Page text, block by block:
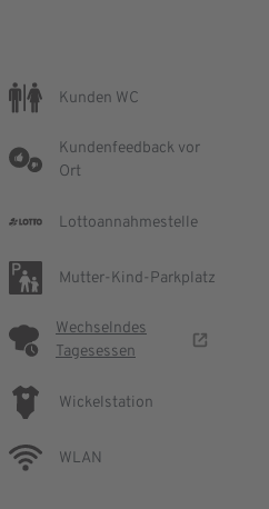
Kunden WC
Kundenfeedback vor
Ort
Lottoannahmestelle
Mutter-Kind-Parkplatz
Wechselndes
Tagesessen
Wickelstation
WLAN